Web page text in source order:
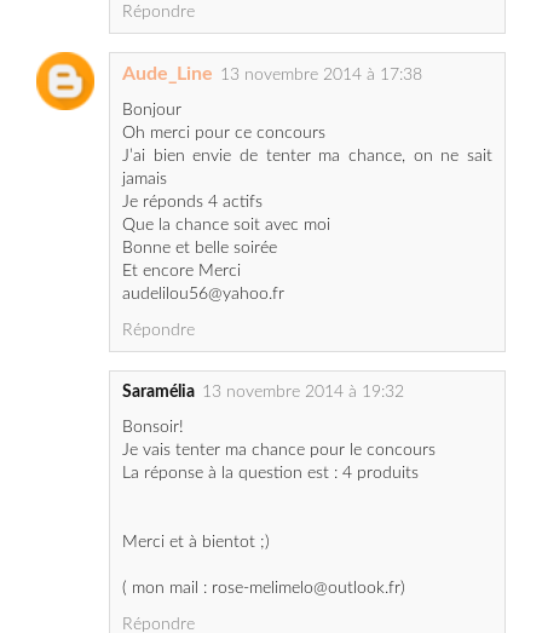
Bonjour
Oh merci pour ce concours
J’ai bien envie de tenter ma chance, on ne sait
jamais
Je réponds 4 actifs
Que la chance soit avec moi
Bonne et belle soirée
Et encore Merci
audelilou56@yahoo.fr
Répondre
Bonsoir!
Je vais tenter ma chance pour le concours
La réponse à la question est : 4 produits
Merci et à bientot ;)
Répondre